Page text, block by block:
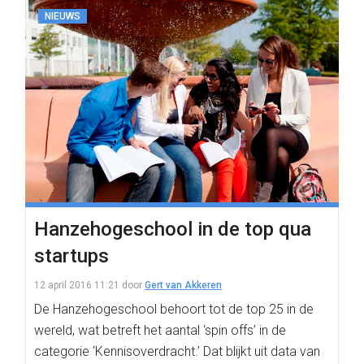
NIEUWS
Hanzehogeschool in de top qua
startups
12 april 2016 11:21 door Gert van Akkeren
De Hanzehogeschool behoort tot de top 25 in de
wereld, wat betreft het aantal ‘spin offs’ in de
categorie ‘Kennisoverdracht.’ Dat blijkt uit data van